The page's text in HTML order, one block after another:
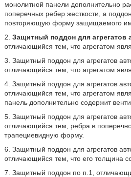
монолитной панели дополнительно
поперечных ребер жесткости, а
повторяющую форму защищаемого им
2. Защитный поддон для агрегатов
отличающийся тем, что агрегатом
3. Защитный поддон для агрегатов
отличающийся тем, что агрегатом
4. Защитный поддон для агрегатов
отличающийся тем, что агрегатом
панель дополнительно содержит
5. Защитный поддон для агрегатов
отличающийся тем, ребра в
трапециевидную форму.
6. Защитный поддон для агрегатов
отличающийся тем, что его толщина
7. Защитный поддон по п.1,